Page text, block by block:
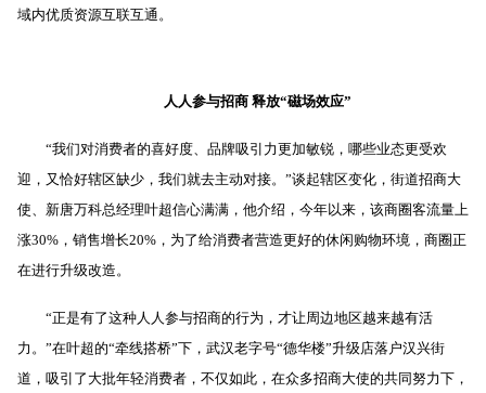
域内优质资源互联互通。
人人参与招商 释放“磁场效应”
“我们对消费者的喜好度、品牌吸引力更加敏锐，哪些业态更受欢
迎，又恰好辖区缺少，我们就去主动对接。”谈起辖区变化，街道招商大
使、新唐万科总经理叶超信心满满，他介绍，今年以来，该商圈客流量上
涨30% ，销售增长20% ，为了给消费者营造更好的休闲购物环境，商圈正
在进行升级改造。
“正是有了这种人人参与招商的行为，才让周边地区越来越有活
力。”在叶超的“牵线搭桥”下，武汉老字号“德华楼”升级店落户汉兴街
道，吸引了大批年轻消费者，不仅如此，在众多招商大使的共同努力下，